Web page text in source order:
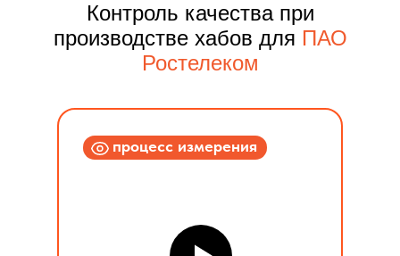
Контроль качества при
производстве хабов для ПАО
Ростелеком
процесс измерения